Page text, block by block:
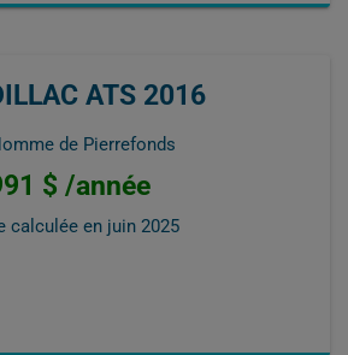
ATS 2016
de Pierrefonds
$ /année
calculée en juin 2025